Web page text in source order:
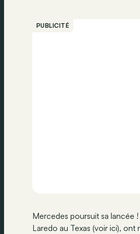
PUBLICITÉ
Mercedes poursuit sa lancée
Laredo au Texas (voir ici),